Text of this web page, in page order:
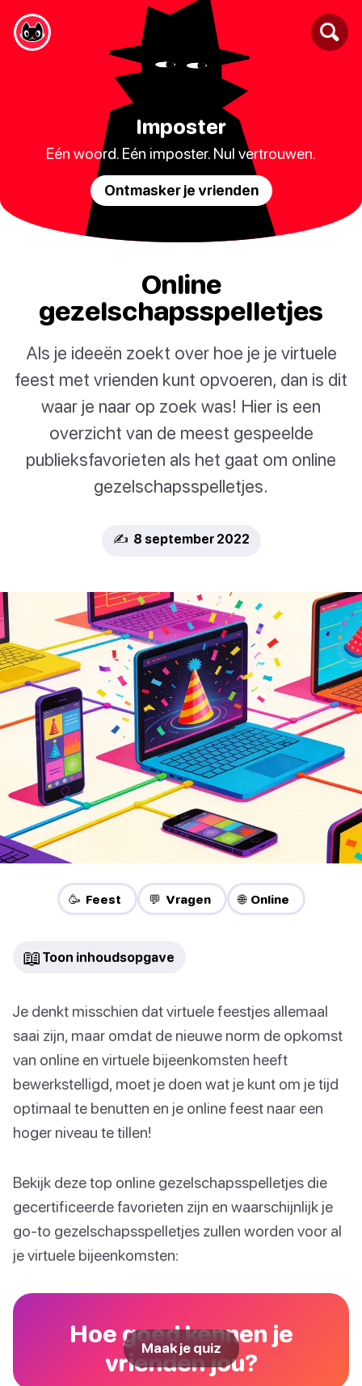
Imposter
Eén woord. Eén imposter. Nul vertrouwen.
Ontmasker je vrienden
Online
gezelschapsspelletjes
Als je ideeën zoekt over hoe je je virtuele
feest met vrienden kunt opvoeren, dan is dit
waar je naar op zoek was! Hier is een
overzicht van de meest gespeelde
publieksfavorieten als het gaat om online
gezelschapsspelletjes.
✍️ 8 september 2022
🥳 Feest 💬 Vragen 🌐 Online
📖 Toon inhoudsopgave
Je denkt misschien dat virtuele feestjes allemaal
saai zijn, maar omdat de nieuwe norm de opkomst
van online en virtuele bijeenkomsten heeft
bewerkstelligd, moet je doen wat je kunt om je tijd
optimaal te benutten en je online feest naar een
hoger niveau te tillen!
Bekijk deze top online gezelschapsspelletjes die
gecertificeerde favorieten zijn en waarschijnlijk je
go-to gezelschapsspelletjes zullen worden voor al
je virtuele bijeenkomsten:
Hoe goed kennen je
vrienden jou?
Maak je quiz